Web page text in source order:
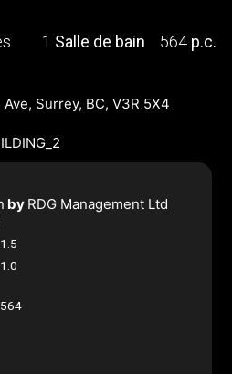
1 Salle de bain 564 p.c.
Surrey, BC, V3R 5X4
by RDG Management Ltd
1.5
1.0
564